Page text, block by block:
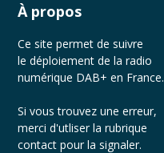
À propos
Ce site permet de suivre
le déploiement de la radio
numérique DAB+ en France.
Si vous trouvez une erreur,
merci d'utliser la rubrique
contact pour la signaler.